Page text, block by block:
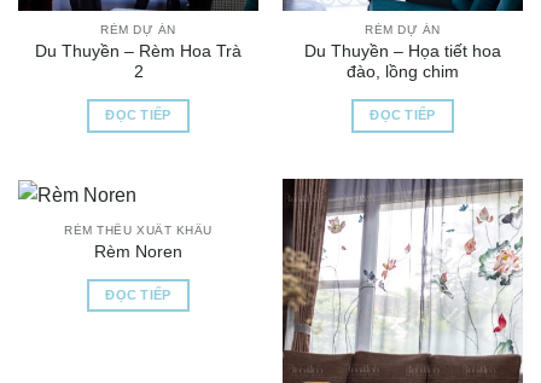
RÈM DỰ ÁN
Du Thuyền – Rèm Hoa Trà
2
ĐỌC TIẾP
RÈM DỰ ÁN
Du Thuyền – Họa tiết hoa
đào, lồng chim
ĐỌC TIẾP
RÈM THÊU XUẤT KHẨU
Rèm Noren
ĐỌC TIẾP